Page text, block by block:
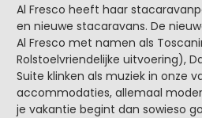
Al Fresco heeft haar
en nieuwe stacaravans. De
Al Fresco met namen als
Rolstoelvriendelijke uitvoering),
Suite klinken als muziek in onze
accommodaties, allemaal
je vakantie begint dan sowieso